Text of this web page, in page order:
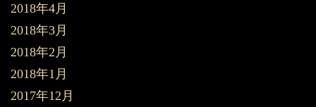
2018年4月
2018年3月
2018年2月
2018年1月
2017年12月